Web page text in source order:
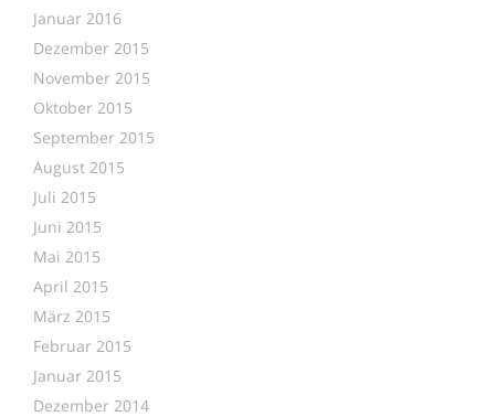
Januar 2016
Dezember 2015
November 2015
Oktober 2015
September 2015
August 2015
Juli 2015
Juni 2015
Mai 2015
April 2015
März 2015
Februar 2015
Januar 2015
Dezember 2014